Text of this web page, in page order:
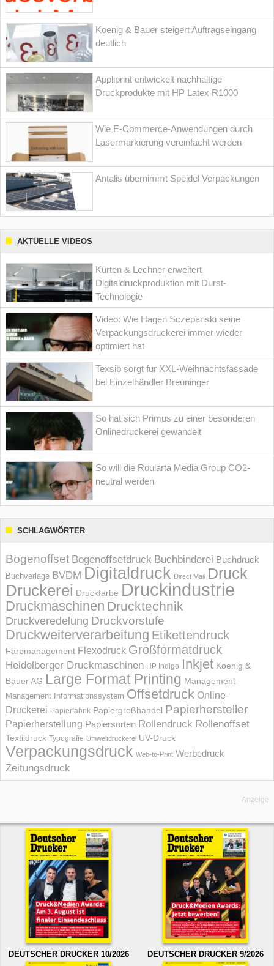
Koenig & Bauer steigert Auftragseingang
deutlich
Appliprint entwickelt nachhaltige
Druckprodukte mit HP Latex R1000
Wie E-Commerce-Anwendungen durch
Lasermarkierung vereinfacht werden
Antalis übernimmt Speidel Verpackungen
AKTUELLE VIDEOS
Kürten & Lechner erweitert
Digitaldruckproduktion mit Durst-
Technologie
Video: Wie Hagen Sczepanski seine
Verpackungsdruckerei immer wieder
optimiert hat
Texsib sorgt für XXL-Weihnachtsfassade
bei Einzelhändler Breuninger
So hat sich Primus zu einer besonderen
Onlinedruckerei gewandelt
So will die Roularta Media Group CO2-
neutral werden
SCHLAGWÖRTER
Bogenoffset Bogenoffsetdruck Buchbinderei Buchdruck
Buchverlage BVDM Digitaldruck Direct Mail Druck
Druckerei Druckfarbe Druckindustrie
Druckmaschinen Drucktechnik
Druckveredelung Druckvorstufe
Druckweiterverarbeitung Etikettendruck
Farbmanagement Flexodruck Großformatdruck
Heidelberger Druckmaschinen HP Indigo Inkjet Koenig &
Bauer AG Large Format Printing Management
Management Informations­system Offsetdruck Online-
Druckerei Papierfabrik Papiergroßhandel Papierhersteller
Papierherstellung Papiersorten Rollendruck Rollenoffset
Textildruck Typografie Umweltdruckerei UV-Druck
Verpackungsdruck Web-to-Print Werbedruck
Zeitungsdruck
Anzeige
DEUTSCHER DRUCKER 10/2026 DEUTSCHER DRUCKER 9/2026